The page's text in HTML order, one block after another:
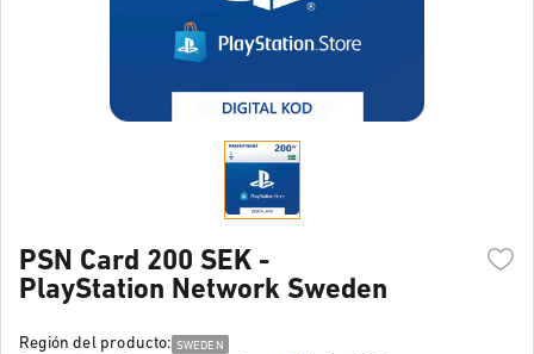
PSN Card 200 SEK -
PlayStation Network Sweden
Región del producto: SWEDEN